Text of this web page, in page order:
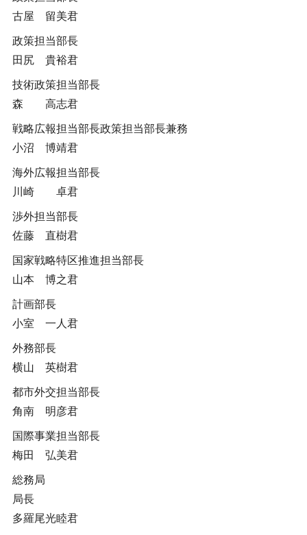
古屋 留美君
政策担当部長
田尻 貴裕君
技術政策担当部長
森 高志君
戦略広報担当部長政策担当部長兼務
小沼 博靖君
海外広報担当部長
川崎 卓君
渉外担当部長
佐藤 直樹君
国家戦略特区推進担当部長
山本 博之君
計画部長
小室 一人君
外務部長
横山 英樹君
都市外交担当部長
角南 明彦君
国際事業担当部長
梅田 弘美君
総務局
局長
多羅尾光睦君